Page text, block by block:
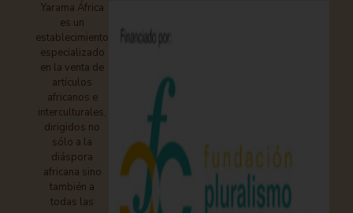
Yarama África
es un
establecimiento
especializado
en la venta de
artículos
africanos e
interculturales,
dirigidos no
sólo a la
diáspora
africana sino
también a
todas las